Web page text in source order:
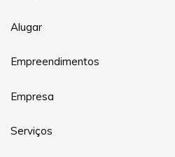
Alugar
Empreendimentos
Empresa
Serviços